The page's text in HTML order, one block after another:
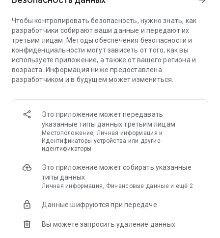
Чтобы контролировать безопасность, нужно знать, как
разработчики собирают ваши данные и передают их
третьим лицам. Методы обеспечения безопасности и
конфиденциальности могут зависеть от того, как вы
используете приложение, а также от вашего региона и
возраста. Информация ниже предоставлена
разработчиком и в будущем может измениться.
Это приложение может передавать
указанные типы данных третьим лицам
Местоположение, Личная информация и
Идентификаторы устройства или другие
идентификаторы
Это приложение может собирать указанные
типы данных
Личная информация, Финансовые данные и ещё 2
Данные шифруются при передаче
Вы можете запросить удаление данных